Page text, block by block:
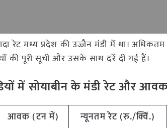
रेट मध्य प्रदेश की उज्जैन मंडी में था।
की पूरी सूची और उसके साथ दरें दी गई हैं।
में सोयाबीन के मंडी रेट और
आवक (टन में) न्यूनतम रेट (रु./क्विं.)